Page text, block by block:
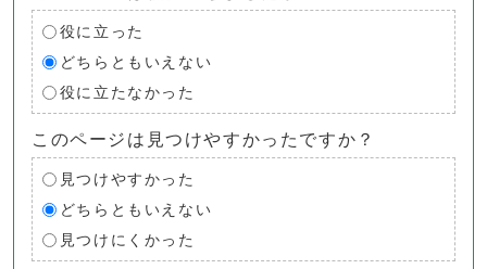
役に立った
どちらともいえない
役に立たなかった
このページは見つけやすかったですか？
見つけやすかった
どちらともいえない
見つけにくかった